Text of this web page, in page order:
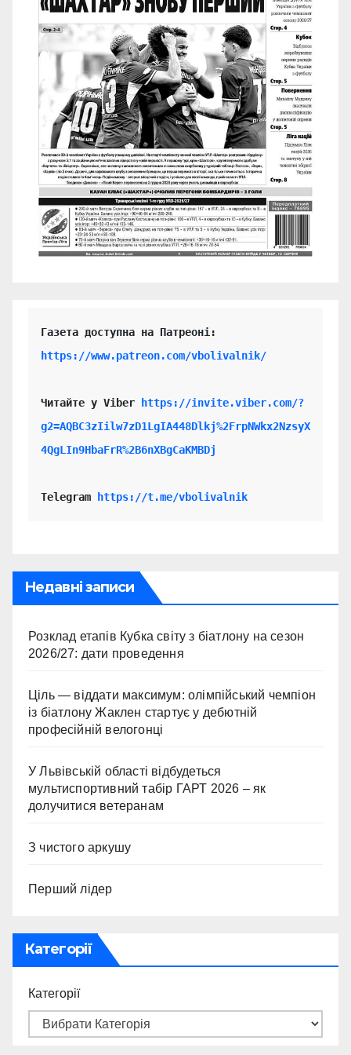
https://www.patreon.com/vbolivalnik/
Читайте у Viber
https://invite.viber.com/?
g2=AQBC3zIilw7zD1LgIA448Dlkj%2FrpNWkx2NzsyX
4QgLIn9HbaFrR%2B6nXBgCaKMBDj
Telegram https://t.me/vbolivalnik
Недавні записи
Розклад етапів Кубка світу з біатлону на сезон
2026/27: дати проведення
Ціль — віддати максимум: олімпійський чемпіон
із біатлону Жаклен стартує у дебютній
професійній велогонці
У Львівській області відбудеться
мультиспортивний табір ГАРТ 2026 – як
долучитися ветеранам
З чистого аркушу
Перший лідер
Категорії
Категорії